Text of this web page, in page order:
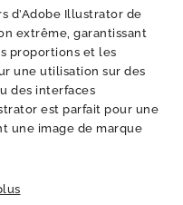
d’Adobe Illustrator de
extrême, garantissant
proportions et les
une utilisation sur des
des interfaces
est parfait pour une
une image de marque